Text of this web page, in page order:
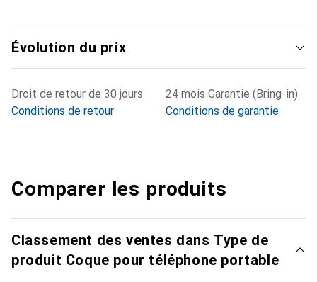
Évolution du prix
Droit de retour de 30 jours
Conditions de retour
24 mois Garantie (Bring-in)
Conditions de garantie
Comparer les produits
Classement des ventes dans Type de
produit Coque pour téléphone portable